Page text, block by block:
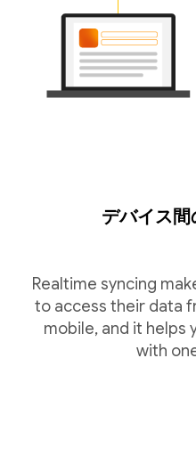
デバイス
Realtime syncing
to access their data
mobile, and it helps
with